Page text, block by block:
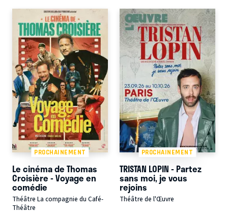
PROCHAINEMENT
Le cinéma de Thomas
Croisière - Voyage en
comédie
Théâtre La compagnie du Café-
Théâtre
PROCHAINEMENT
TRISTAN LOPIN - Partez
sans moi, je vous
rejoins
Théâtre de l'Œuvre